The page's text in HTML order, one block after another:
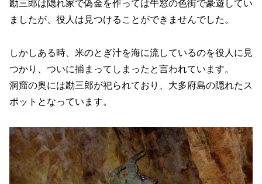
勘三郎は隠れ家で偽金を作っては牛窓の色街で豪遊してい
ましたが、役人は見つけることができませんでした。
しかしある時、米のとぎ汁を海に流しているのを役人に見
つかり、ついに捕まってしまったと言われています。
洞窟の奥には勘三郎が祀られており、大多府島の隠れたス
ポットとなっています。